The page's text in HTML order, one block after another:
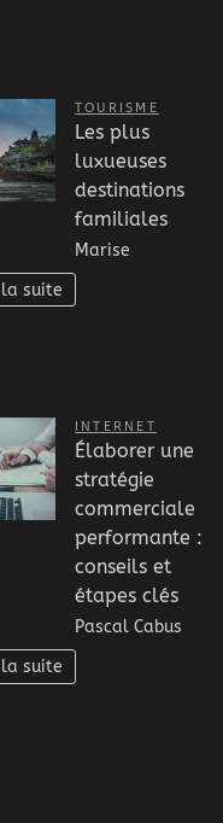
TOURISME
Les plus
luxueuses
destinations
familiales
Marise
la suite
INTERNET
Élaborer une
stratégie
commerciale
performante :
conseils et
étapes clés
Pascal Cabus
la suite